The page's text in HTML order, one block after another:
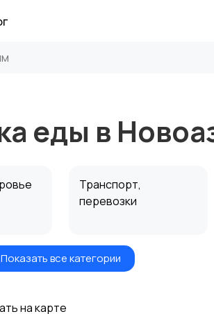
еды в
Транспорт,
перевозки
Ремонт техники
Показать все категории
на карте